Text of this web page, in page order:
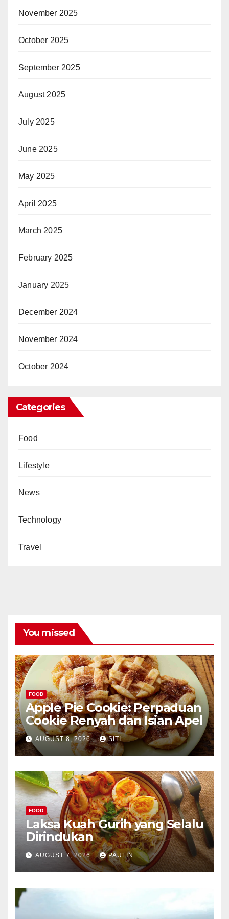
November 2025
October 2025
September 2025
August 2025
July 2025
June 2025
May 2025
April 2025
March 2025
February 2025
January 2025
December 2024
November 2024
October 2024
Categories
Food
Lifestyle
News
Technology
Travel
You missed
FOOD
Apple Pie Cookie: Perpaduan
Cookie Renyah dan Isian Apel
AUGUST 8, 2026 SITI
FOOD
Laksa Kuah Gurih yang Selalu
Dirindukan
AUGUST 7, 2026 PAULIN